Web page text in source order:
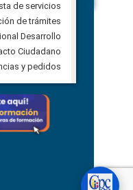
para vigilar los acuerdos,
de la Audiencia Pública
Urbina, parroquia la
agosto, 2026
de servicios
de trámites
Desarrollo
Ciudadano
y pedidos